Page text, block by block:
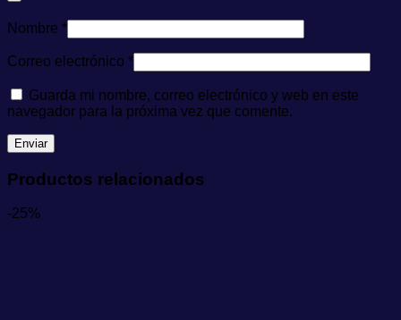
Nombre *
Correo electrónico *
Guarda mi nombre, correo electrónico y web en este
navegador para la próxima vez que comente.
Productos relacionados
-25%